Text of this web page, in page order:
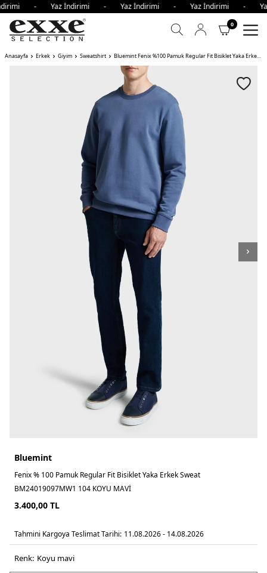
- Yaz İndirimi - Yaz İndirimi - Yaz İndirimi
0
Anasayfa Erkek Giyim Sweatshirt Bluemint Fenix %100 Pamuk Regular Fit Bisiklet Yaka Erkek Sweat KOYU
Bluemint
Fenix % 100 Pamuk Regular Fit Bisiklet Yaka Erkek Sweat
BM24019097MW1 104 KOYU MAVİ
3.400,00 TL
Tahmini Kargoya Teslimat Tarihi: 11.08.2026 - 14.08.2026
Renk: koyu mavi̇